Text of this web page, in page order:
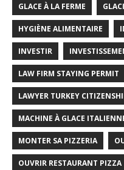
GLACE À LA FERME
HYGIÈNE ALIMENTAIRE
INVESTIR
LAW FIRM STAYING PERMIT
LAWYER TURKEY
MACHINE À GLACE
MONTER SA PIZZERIA
OUVRIR RESTAURANT PIZZA